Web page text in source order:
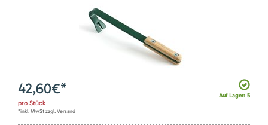
Auf Lager: 5
42,60€*
pro Stück
*inkl. MwSt zzgl. Versand